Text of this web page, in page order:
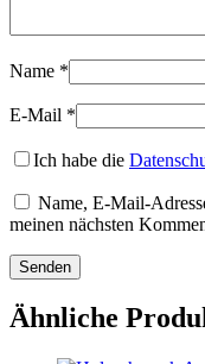
Name *
E-Mail *
Ich habe die
Name, E-Mail-
meinen nächsten
Ähnliche